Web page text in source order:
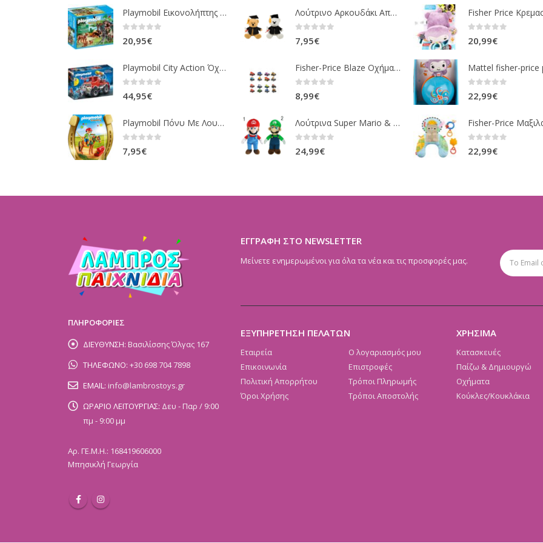
Playmobil Εικονολήπτης Και Οικογένεια Από Λύγκες 5561
20,95€
Playmobil City Action Όχημα Πυροσβεστικής Με Τροχαλία Ρυμούλκησης 9466
44,95€
Playmobil Πόνυ Με Λουλουδάκια Και Κοριτσάκι 6968
7,95€
Λούτρινο Αρκουδάκι Αποφοίτηση Σε 1 ΧΡΩΜΑ (ΛΕΥΚΟ)25Εκ 1850
7,95€
Fisher-Price Blaze Οχήματα Die Cast 16 Σχέδια CGF20
8,99€
Λούτρινα Super Mario & Luigi 2 Σχέδια 30,5 Εκ. GOL13769
24,99€
20,99€
22,99€
22,99€
ΠΛΗΡΟΦΟΡΙΕΣ
ΔΙΕΥΘΥΝΣΗ: Βασιλίσσης Όλγας 167
ΤΗΛΕΦΩΝΟ: +30 698 704 7898
EMAIL: info@lambrostoys.gr
ΩΡΑΡΙΟ ΛΕΙΤΟΥΡΓΙΑΣ: Δευ - Παρ / 9:00
πμ - 9:00 μμ
Αρ. ΓΕ.Μ.Η.: 168419606000
Μπησικλή Γεωργία
ΕΓΓΡΑΦΗ ΣΤΟ NEWSLETTER
Μείνετε ενημερωμένοι για όλα τα νέα και τις προσφορές μας.
ΕΞΥΠΗΡΕΤΗΣΗ ΠΕΛΑΤΩΝ
Εταιρεία
Επικοινωνία
Πολιτική Απορρήτου
Όροι Χρήσης
Ο λογαριασμός μου
Επιστροφές
Τρόποι Πληρωμής
Τρόποι Αποστολής
ΧΡΗΣΙΜΑ
Κατασκευές
Παίζω & Δημιουργώ
Οχήματα
Κούκλες/Κουκλάκια